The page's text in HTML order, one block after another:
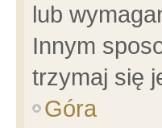
lub
Innym
trzymaj się
Góra